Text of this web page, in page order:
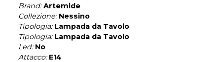
Brand: Artemide
Collezione: Nessino
Tipologia: Lampada da Tavolo
Tipologia: Lampada da Tavolo
Led: No
Attacco: E14